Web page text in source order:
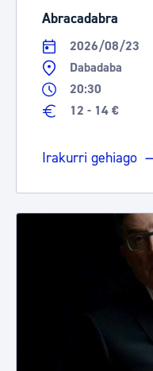
Abracadabra
2026/08/23
Dabadaba
20:30
12 - 14 €
Irakurri gehiago